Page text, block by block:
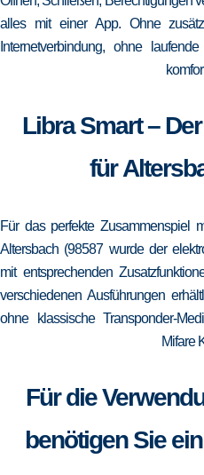
alles mit einer App. Ohne
Internetverbindung, ohne
Libra Smart –
für
Für das perfekte Zusammenspiel
Altersbach (98587 wurde der
mit entsprechenden
verschiedenen Ausführungen
ohne klassische Transponder-
Mifare
Für die
benötigen Sie